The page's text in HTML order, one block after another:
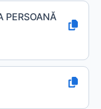
PERSOANĂ